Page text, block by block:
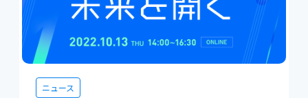
ニュース